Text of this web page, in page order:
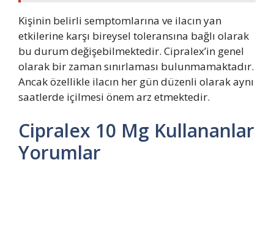
Kişinin belirli semptomlarına ve ilacın yan
etkilerine karşı bireysel toleransına bağlı olarak
bu durum değişebilmektedir. Cipralex’in genel
olarak bir zaman sınırlaması bulunmamaktadır.
Ancak özellikle ilacın her gün düzenli olarak aynı
saatlerde içilmesi önem arz etmektedir.
Cipralex 10 Mg Kullananlar
Yorumlar